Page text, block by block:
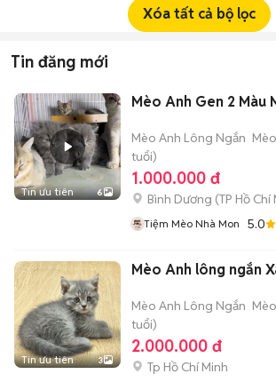
Xóa tất cả bộ lọc
Tin đăng mới
Tin ưu tiên 6
Mèo Anh Gen 2 Màu
Mèo Anh Lông Ngắn
tuổi)
1.000.000 đ
Bình Dương (TP Hồ Chí
Tiệm Mèo Nhà Mon 5.0
Tin ưu tiên 3
Mèo Anh lông ngắn
Mèo Anh Lông Ngắn
tuổi)
2.000.000 đ
Tp Hồ Chí Minh